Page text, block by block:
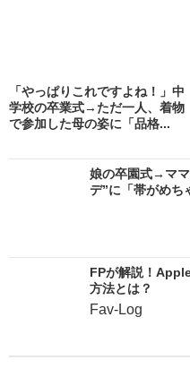
「やっぱりこれですよね！」中
学校の卒業式→ただ一人、着物
で参加した母の姿に「品格...
娘の卒園式→マ
デ”に「帯がめち
FPが解説！
方法とは？
Fav-Log